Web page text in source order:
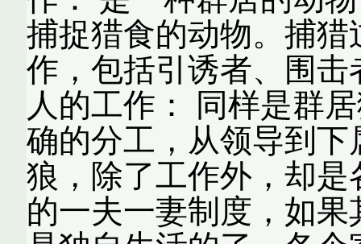
捕捉猎食的动物。捕
作，包括引诱者、围
人的工作： 同样是群
确的分工，从领导到
狼，除了工作外，却
的一夫一妻制度，如